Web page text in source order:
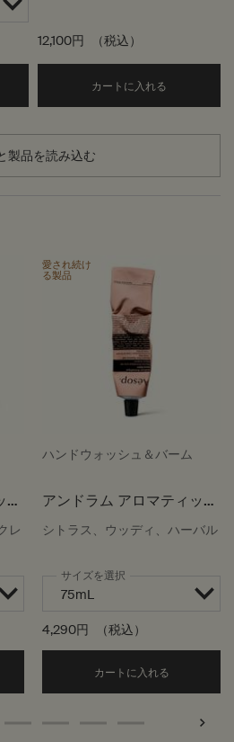
the アンドラム アロマティック ハンド
12,100円 （税込）
カートに入れる
製品を読み込む
レ
the アンドラム アロマティック ハンド
愛され続け
る製品
ハンドウォッシュ＆バーム
アンドラム アロマティック
ハンドバーム
シトラス、ウッディ、ハーバル
サイズを選択
4,290円 （税込）
カートに入れる